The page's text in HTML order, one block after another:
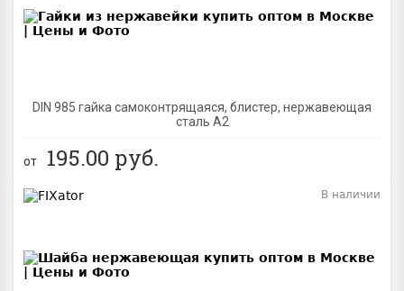
DIN 985 гайка самоконтрящаяся, блистер, нержавеющая
сталь A2
от 195.00 руб.
В наличии